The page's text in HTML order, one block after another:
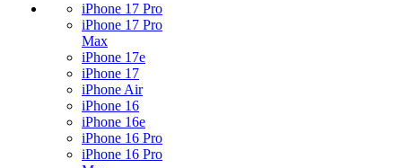
iPhone 17 Pro
iPhone 17 Pro
Max
iPhone 17e
iPhone 17
iPhone Air
iPhone 16
iPhone 16e
iPhone 16 Pro
iPhone 16 Pro